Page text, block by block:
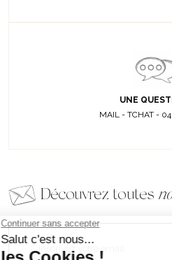
UNE
MAIL - TCHAT - 04
Découvrez toutes
EMAIL